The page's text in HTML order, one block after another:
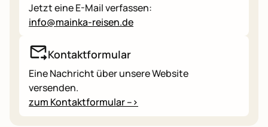
Jetzt eine E-Mail verfassen:
info@mainka-reisen.de
Kontaktformular
Eine Nachricht über unsere Website
versenden.
zum Kontaktformular -->